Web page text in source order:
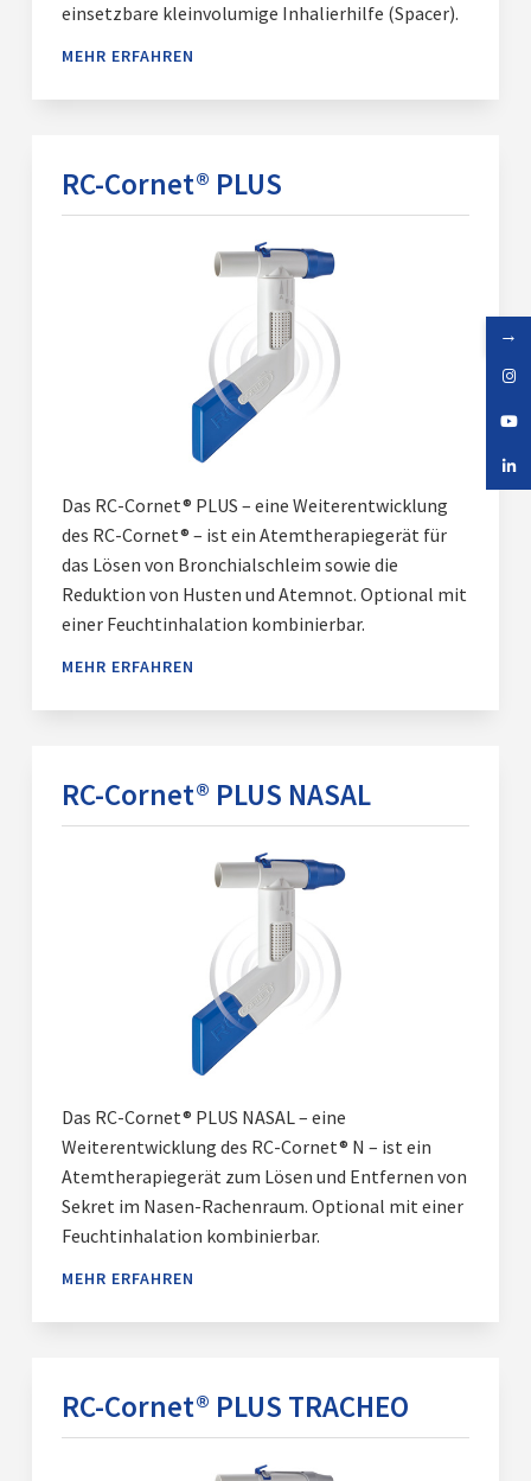
einsetzbare kleinvolumige Inhalierhilfe (Spacer).
MEHR ERFAHREN
RC-Cornet® PLUS
Das RC-Cornet® PLUS – eine Weiterentwicklung
des RC-Cornet® – ist ein Atemtherapiegerät für
das Lösen von Bronchialschleim sowie die
Reduktion von Husten und Atemnot. Optional mit
einer Feuchtinhalation kombinierbar.
MEHR ERFAHREN
RC-Cornet® PLUS NASAL
Das RC-Cornet® PLUS NASAL – eine
Weiterentwicklung des RC-Cornet® N – ist ein
Atemtherapiegerät zum Lösen und Entfernen von
Sekret im Nasen-Rachenraum. Optional mit einer
Feuchtinhalation kombinierbar.
MEHR ERFAHREN
RC-Cornet® PLUS TRACHEO
→